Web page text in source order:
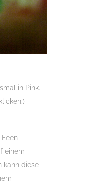
in Pink.
einem
kann diese